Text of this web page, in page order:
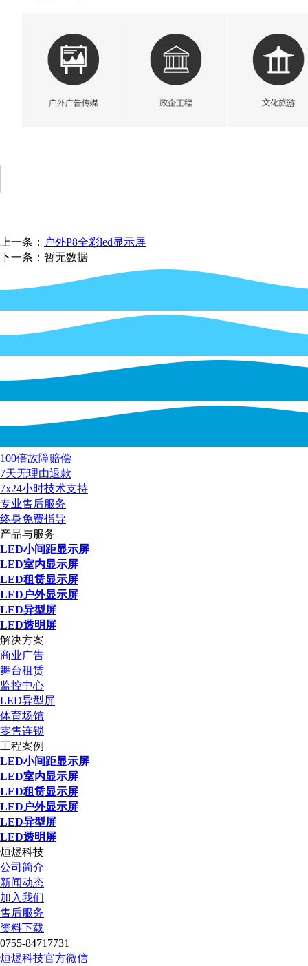
上一条： 户外P8全彩led显示屏
下一条：暂无数据
100倍故障赔偿
7天无理由退款
7x24小时技术支持
专业售后服务
终身免费指导
产品与服务
LED小间距显示屏
LED室内显示屏
LED租赁显示屏
LED户外显示屏
LED异型屏
LED透明屏
解决方案
商业广告
舞台租赁
监控中心
LED异型屏
体育场馆
零售连锁
工程案例
LED小间距显示屏
LED室内显示屏
LED租赁显示屏
LED户外显示屏
LED异型屏
LED透明屏
烜煜科技
公司简介
新闻动态
加入我们
售后服务
资料下载
0755-84717731
烜煜科技官方微信